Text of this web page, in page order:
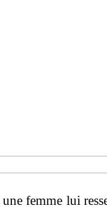
femme lui